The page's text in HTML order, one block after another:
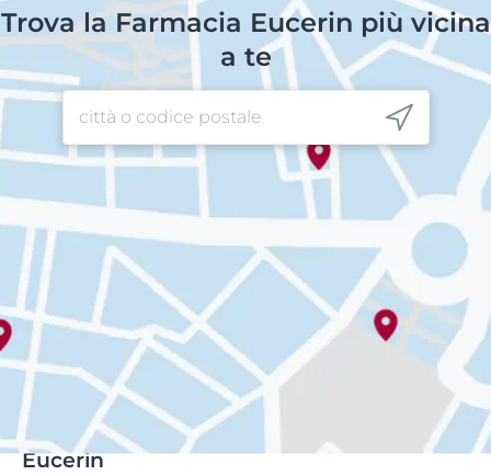
Trova la Farmacia Eucerin più vicina
a te
Eucerin